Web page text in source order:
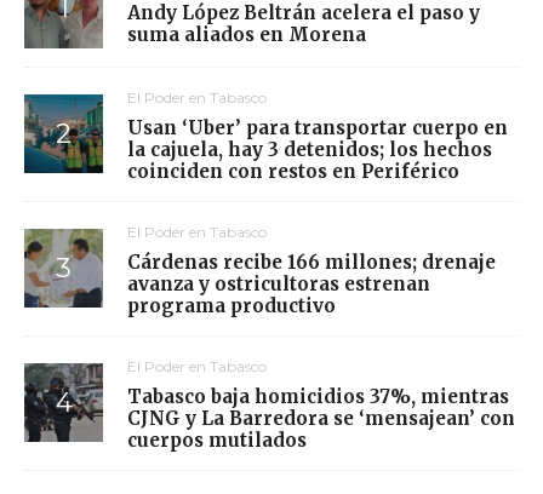
Andy López Beltrán acelera el paso y
suma aliados en Morena
El Poder en Tabasco
Usan ‘Uber’ para transportar cuerpo en
la cajuela, hay 3 detenidos; los hechos
coinciden con restos en Periférico
El Poder en Tabasco
Cárdenas recibe 166 millones; drenaje
avanza y ostricultoras estrenan
programa productivo
El Poder en Tabasco
Tabasco baja homicidios 37%, mientras
CJNG y La Barredora se ‘mensajean’ con
cuerpos mutilados